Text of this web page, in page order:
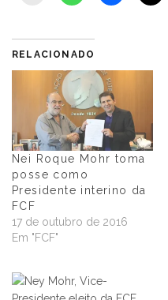
RELACIONADO
Nei Roque Mohr toma
posse como
Presidente interino da
FCF
17 de outubro de 2016
Em "FCF"